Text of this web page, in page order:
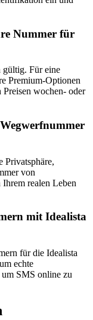
Nummer für
gültig. Für eine
Premium-Optionen
wochen- oder
Privatsphäre,
von
realen Leben
mit Idealista
für die Idealista
echte
SMS online zu